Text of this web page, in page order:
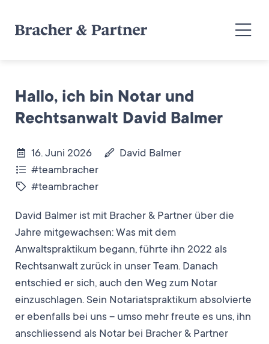
Hallo, ich bin Notar und
Rechtsanwalt David Balmer
16. Juni 2026
David Balmer
#teambracher
#teambracher
David Balmer ist mit Bracher & Partner über die
Jahre mitgewachsen: Was mit dem
Anwaltspraktikum begann, führte ihn 2022 als
Rechtsanwalt zurück in unser Team. Danach
entschied er sich, auch den Weg zum Notar
einzuschlagen. Sein Notariatspraktikum absolvierte
er ebenfalls bei uns – umso mehr freute es uns, ihn
anschliessend als Notar bei Bracher & Partner